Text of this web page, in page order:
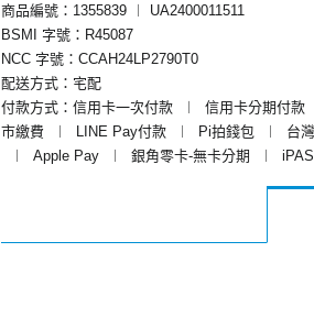
商品編號：1355839 ︱
UA2400011511
BSMI 字號：R45087
NCC 字號：CCAH24LP2790T0
配送方式：宅配
付款方式：信用卡一次付款
︱ 信用卡分期付款
市繳費
︱ LINE Pay付款 ︱ Pi拍錢包 ︱ 台
︱
Apple Pay ︱ 銀角零卡-無卡分期 ︱